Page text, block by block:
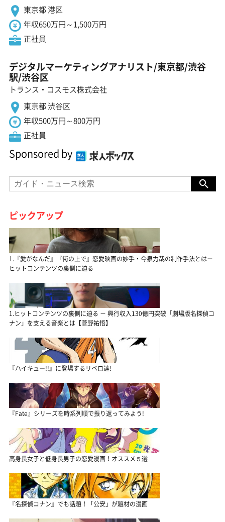
東京都 港区
年収650万円～1,500万円
正社員
デジタルマーケティングアナリスト/東京都/渋谷
駅/渋谷区
トランス・コスモス株式会社
東京都 渋谷区
年収500万円～800万円
正社員
Sponsored by
ピックアップ
1.『愛がなんだ』『街の上で』恋愛映画の妙手・今泉力哉の制作手法とは－
ヒットコンテンツの裏側に迫る
1.ヒットコンテンツの裏側に迫る － 興行収入130億円突破「劇場版名探偵コ
ナン」を支える音楽とは【菅野祐悟】
『ハイキュー!!』に登場するリベロ達!
『Fate』シリーズを時系列順で振り返ってみよう!
高身長女子と低身長男子の恋愛漫画！オススメ５選
『名探偵コナン』でも話題！「公安」が題材の漫画